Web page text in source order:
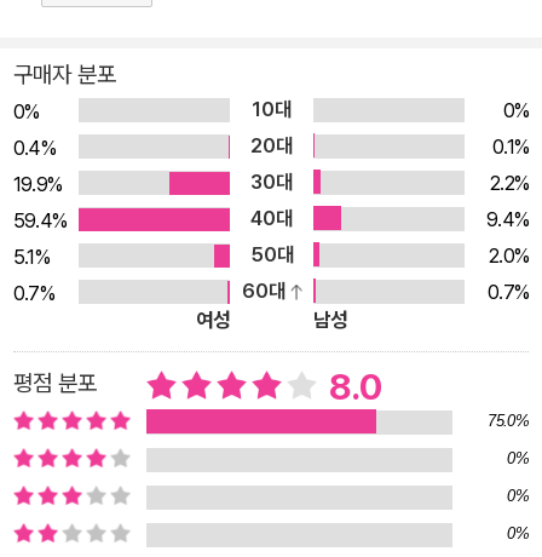
학년으로 구분 지어 각 나이대별 아이들의 성장발달과 특징을 자
자 좋은 습관을 들이는 최적의 시기다. 3, 4학년은 지적 욕구가
초등 시절 중에서 가장 왕성하며, 영웅을 필요로 한다. 5, 6학년
은 지식과 논리의 세계에 빠져들어 질 중심의 독서로 바뀌어야 한
다. 이러한 특징을 바탕으로 성장을 돕는 고전 리스트를 소개하
고, 각 시기별 아이들이 좋아하는 읽기법을 소개한다. 현재 아이
의 나이에 맞게 직접적인 도움을 얻을 수 있어 더욱 유용한 구성
이다. 이 책 한 권이면 고전읽기가 쉬워진다! 직접 써보고 따라 해
보는 다양한 독서활동지가 필수고전 15권을 아이 것으로 만들어
준다! 이 책의 최대 특징은 학년별로 엄선한 5권의 고전 읽기법이
다. 고전이 생소한 엄마도 이 책 한 권만 있으면 가정에서 지도가
가능하도록, 저자 특징, 책의 의의, 책에서 눈여겨보아야 할 특징,
내용에 대해 자세히 일러 준다. 무엇보다 이 책의 장점은 책마다
소개되어 있는 다양한 활동지다. 책을 깊이 있게 읽고 생각을 확
장할 수 있도록, 책 읽는 재미를 높일 수 있도록 다양한 활동이 워
구매자 분포
0% 10대
0%
0.4%
20대
0.1%
19.9%
30대
2.2%
59.4%
40대
9.4%
5.1%
50대
2.0%
0.7%
60대
0.7%
여성
남성
평점 분포 8.0
75.0%
0%
0%
0%